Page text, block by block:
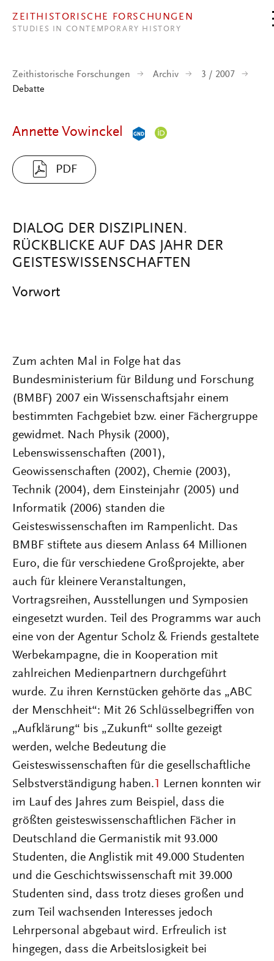
ZEITHISTORISCHE FORSCHUNGEN
STUDIES IN CONTEMPORARY HISTORY
Zeithistorische Forschungen Archiv
3 / 2007
Debatte
Annette Vowinckel
PDF
DIALOG DER DISZIPLINEN.
RÜCKBLICKE AUF DAS JAHR DER
GEISTESWISSENSCHAFTEN
Vorwort
Zum achten Mal in Folge hat das
Bundesministerium für Bildung und Forschung
(BMBF) 2007 ein Wissenschaftsjahr einem
bestimmten Fachgebiet bzw. einer Fächergruppe
gewidmet. Nach Physik (2000),
Lebenswissenschaften (2001),
Geowissenschaften (2002), Chemie (2003),
Technik (2004), dem Einsteinjahr (2005) und
Informatik (2006) standen die
Geisteswissenschaften im Rampenlicht. Das
BMBF stiftete aus diesem Anlass 64 Millionen
Euro, die für verschiedene Großprojekte, aber
auch für kleinere Veranstaltungen,
Vortragsreihen, Ausstellungen und Symposien
eingesetzt wurden. Teil des Programms war auch
eine von der Agentur Scholz & Friends gestaltete
Werbekampagne, die in Kooperation mit
zahlreichen Medienpartnern durchgeführt
wurde. Zu ihren Kernstücken gehörte das „ABC
der Menschheit“: Mit 26 Schlüsselbegriffen von
„Aufklärung“ bis „Zukunft“ sollte gezeigt
werden, welche Bedeutung die
Geisteswissenschaften für die gesellschaftliche
Selbstverständigung haben. 1 Lernen konnten wir
im Lauf des Jahres zum Beispiel, dass die
größten geisteswissenschaftlichen Fächer in
Deutschland die Germanistik mit 93.000
Studenten, die Anglistik mit 49.000 Studenten
und die Geschichtswissenschaft mit 39.000
Studenten sind, dass trotz dieses großen und
zum Teil wachsenden Interesses jedoch
Lehrpersonal abgebaut wird. Erfreulich ist
hingegen, dass die Arbeitslosigkeit bei